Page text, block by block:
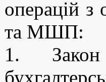
операцій з
та МШП:
1.